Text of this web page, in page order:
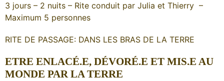
3 jours – 2 nuits – Rite conduit par Julia et Thierry –
Maximum 5 personnes
RITE DE PASSAGE: DANS LES BRAS DE LA TERRE
ETRE ENLACÉ.E, DÉVORÉ.E ET MIS.E AU
MONDE PAR LA TERRE